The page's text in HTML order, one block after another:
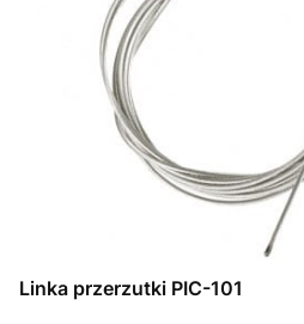
Linka przerzutki PIC-101